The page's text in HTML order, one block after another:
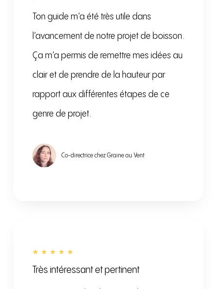
Ton guide m’a été très utile dans
l’avancement de notre projet de boisson.
Ça m’a permis de remettre mes idées au
clair et de prendre de la hauteur par
rapport aux différentes étapes de ce
genre de projet.
Co-directrice chez Graine au Vent
Très intéressant et pertinent